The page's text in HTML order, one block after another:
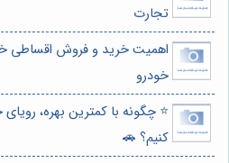
تجارت
اهمیت خرید و فروش اقساطی
خودرو
⭐️ چگونه با کمترین بهره،
کنیم؟ 🚗